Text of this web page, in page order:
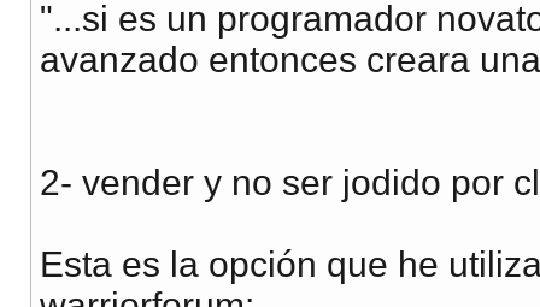
"...si es un programador
avanzado entonces creara
2- vender y no ser jodido por
Esta es la opción que he